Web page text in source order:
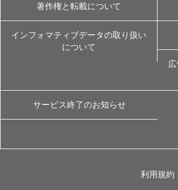
著作権と転載について
インフォマティブデータの取り扱い
について
サービス終了のお知らせ
利用規約